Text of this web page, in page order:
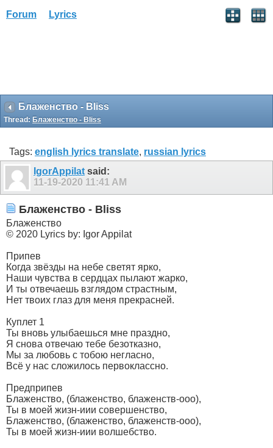
Forum Lyrics
Блаженство - Bliss
Thread: Блаженство - Bliss
Tags: english lyrics translate, russian lyrics
IgorAppilat said:
11-19-2020 11:41 AM
Блаженство - Bliss
Блаженство
© 2020 Lyrics by: Igor Appilat
Припев
Когда звёзды на небе светят ярко,
Наши чувства в сердцах пылают жарко,
И ты отвечаешь взглядом страстным,
Нет твоих глаз для меня прекрасней.
Куплет 1
Ты вновь улыбаешься мне праздно,
Я снова отвечаю тебе безотказно,
Мы за любовь с тобою негласно,
Всё у нас сложилось первоклассно.
Предприпев
Блаженство, (блаженство, блаженств-ооо),
Ты в моей жизн-иии совершенство,
Блаженство, (блаженство, блаженств-ооо),
Ты в моей жизн-иии волшебство.